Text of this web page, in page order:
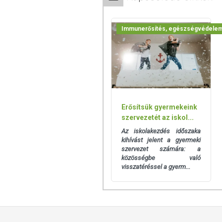
ÖSSZETÉTEL
Fruktóz, édesítőszer (xilit),
citrát, magnézium-biszglicinát,
karotin, sűrítőanyag (xantán gumi),
tartalmaz!
TOVÁBBI TUDNIVALÓK
Minőségét megőrzi: Lásd a
Tárolás: Nyitás után hűvös, száraz, sötét
Gyártó: Biolitte Kft.
Származási hely: USA
Az oldalunkon lévő adatokat
Immunerősítés,
Erősítsük gyermekeink
szervezetét az iskol...
Az iskolakezdés időszaka
kihívást jelent a gyermeki
szervezet számára: a
közösségbe való
visszatéréssel a gyerm...